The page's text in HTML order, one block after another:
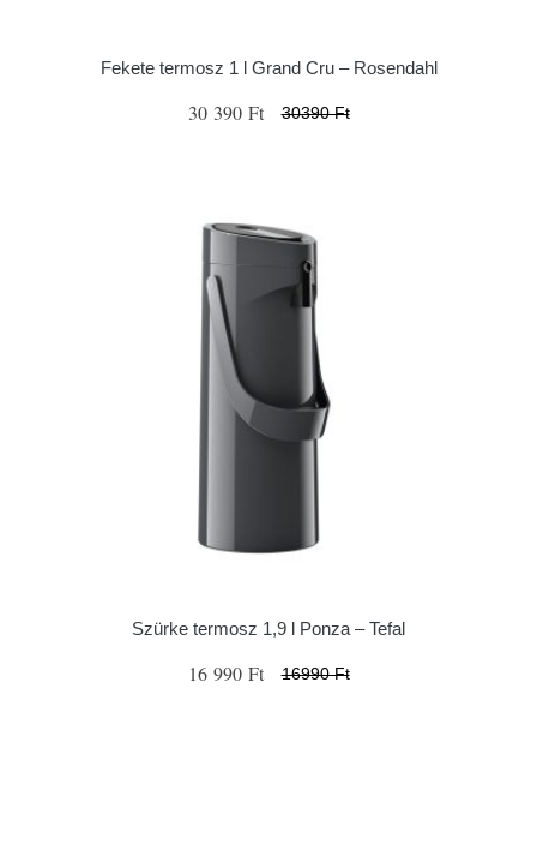
Fekete termosz 1 l Grand Cru – Rosendahl
30 390 Ft 30390 Ft
Szürke termosz 1,9 l Ponza – Tefal
16 990 Ft 16990 Ft